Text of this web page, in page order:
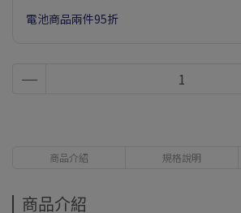
電池商品兩件95折
商品介紹 規格說明
商品介紹